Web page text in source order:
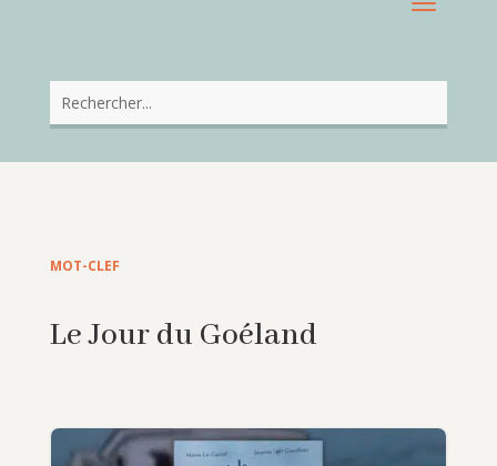
MOT-CLEF
Le Jour du Goéland